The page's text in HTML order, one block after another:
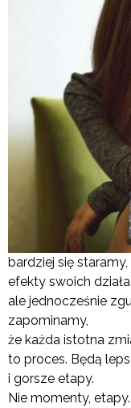
bardziej się
efekty swoich
ale jednocześnie
zapominamy,
że każda istotna
to proces. Będą
i gorsze etapy.
Nie momenty, etapy.